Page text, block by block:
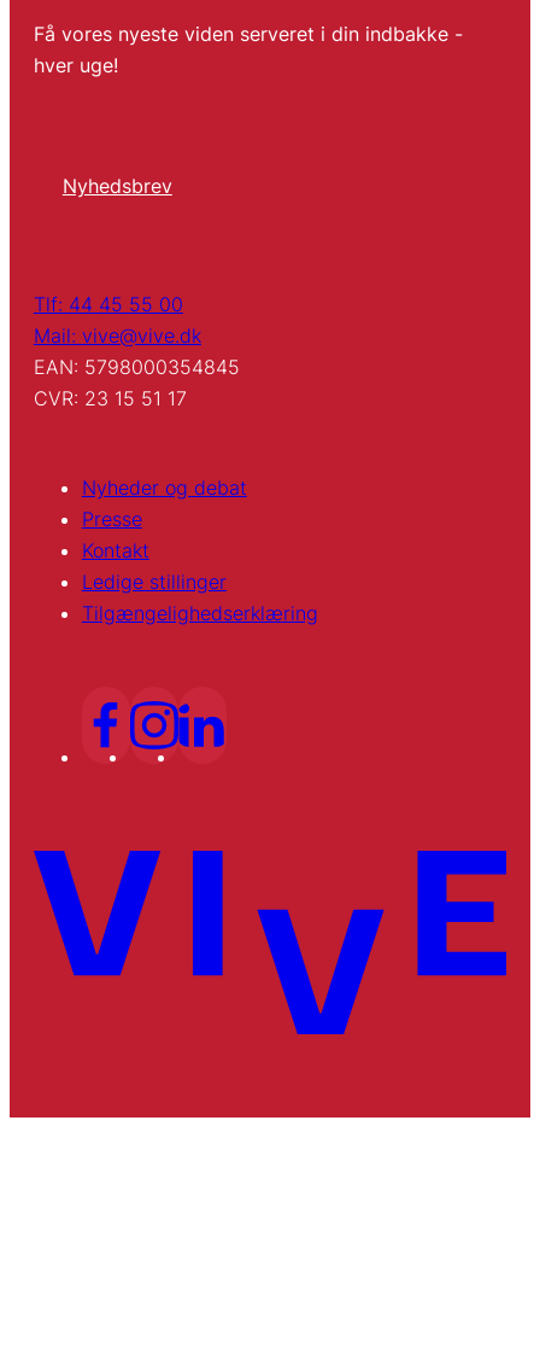
Få vores nyeste viden serveret i din indbakke -
hver uge!
Nyhedsbrev
Tlf: 44 45 55 00
Mail: vive@vive.dk
EAN: 5798000354845
CVR: 23 15 51 17
Nyheder og debat
Presse
Kontakt
Ledige stillinger
Tilgængelighedserklæring